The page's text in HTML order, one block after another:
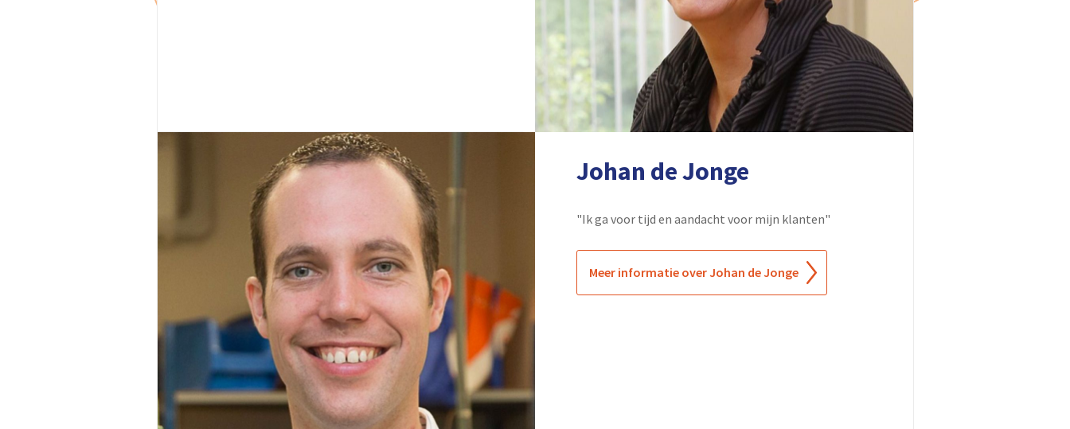
Johan de Jonge
"Ik ga voor tijd en aandacht voor mijn klanten"
Meer informatie over Johan de Jonge